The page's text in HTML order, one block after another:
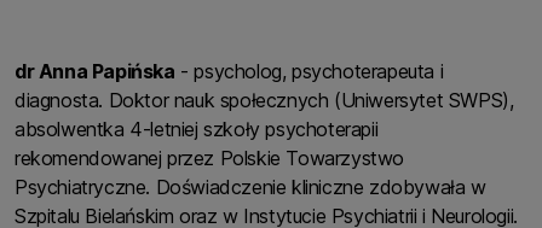
dr Anna Papińska - psycholog, psychoterapeuta i
diagnosta. Doktor nauk społecznych (Uniwersytet SWPS),
absolwentka 4-letniej szkoły psychoterapii
rekomendowanej przez Polskie Towarzystwo
Psychiatryczne. Doświadczenie kliniczne zdobywała w
Szpitalu Bielańskim oraz w Instytucie Psychiatrii i Neurologii.